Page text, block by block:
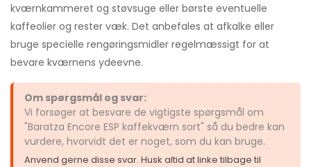
kværnkammeret og støvsuge eller børste eventuelle
kaffeolier og rester væk. Det anbefales at afkalke eller
bruge specielle rengøringsmidler regelmæssigt for at
bevare kværnens ydeevne.
Om spørgsmål og svar:
Vi forsøger at besvare de vigtigste spørgsmål om
"Baratza Encore ESP kaffekværn sort" så du bedre kan
vurdere, hvorvidt det er noget, som du kan bruge.
Anvend gerne disse svar. Husk altid at linke tilbage til